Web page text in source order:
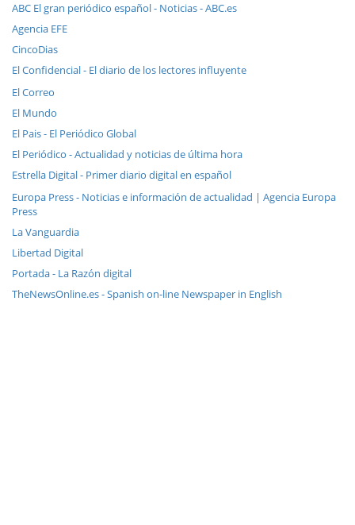
ABC El gran periódico español - Noticias - ABC.es
Agencia EFE
CincoDias
El Confidencial - El diario de los lectores influyente
El Correo
El Mundo
El Pais - El Periódico Global
El Periódico - Actualidad y noticias de última hora
Estrella Digital - Primer diario digital en español
Europa Press - Noticias e información de actualidad | Agencia Europa
Press
La Vanguardia
Libertad Digital
Portada - La Razón digital
TheNewsOnline.es - Spanish on-line Newspaper in English